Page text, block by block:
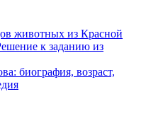
животных из Красной
к заданию из
биография, возраст,